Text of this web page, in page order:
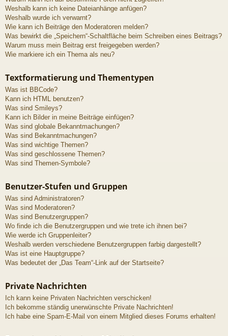
Weshalb kann ich keine Dateianhänge anfügen?
Weshalb wurde ich verwarnt?
Wie kann ich Beiträge den Moderatoren melden?
Was bewirkt die „Speichern“-Schaltfläche beim Schreiben eines Beitrags?
Warum muss mein Beitrag erst freigegeben werden?
Wie markiere ich ein Thema als neu?
Textformatierung und Thementypen
Was ist BBCode?
Kann ich HTML benutzen?
Was sind Smileys?
Kann ich Bilder in meine Beiträge einfügen?
Was sind globale Bekanntmachungen?
Was sind Bekanntmachungen?
Was sind wichtige Themen?
Was sind geschlossene Themen?
Was sind Themen-Symbole?
Benutzer-Stufen und Gruppen
Was sind Administratoren?
Was sind Moderatoren?
Was sind Benutzergruppen?
Wo finde ich die Benutzergruppen und wie trete ich ihnen bei?
Wie werde ich Gruppenleiter?
Weshalb werden verschiedene Benutzergruppen farbig dargestellt?
Was ist eine Hauptgruppe?
Was bedeutet der „Das Team“-Link auf der Startseite?
Private Nachrichten
Ich kann keine Privaten Nachrichten verschicken!
Ich bekomme ständig unerwünschte Private Nachrichten!
Ich habe eine Spam-E-Mail von einem Mitglied dieses Forums erhalten!